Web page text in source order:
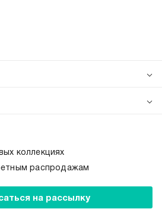
коллекциях
распродажам
на рассылку